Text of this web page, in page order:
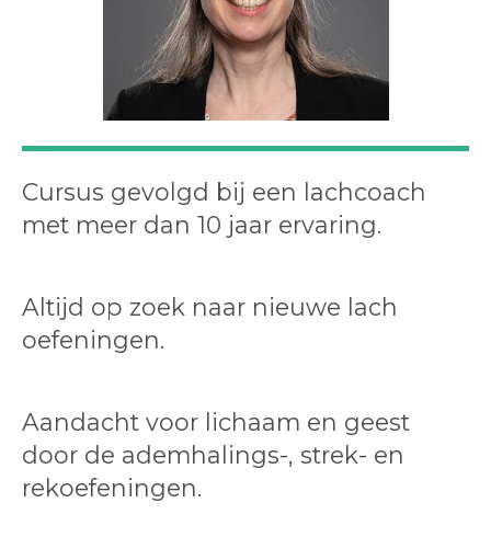
Cursus gevolgd bij een lachcoach
met meer dan 10 jaar ervaring.
Altijd op zoek naar nieuwe lach
oefeningen.
Aandacht voor lichaam en geest
door de ademhalings-, strek- en
rekoefeningen.